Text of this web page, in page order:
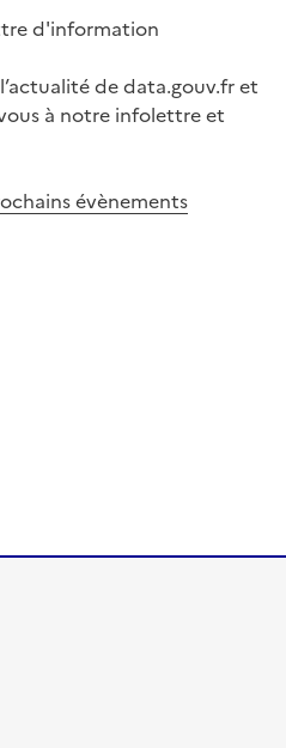
d'information
de data.gouv.fr et
à notre infolettre et
évènements